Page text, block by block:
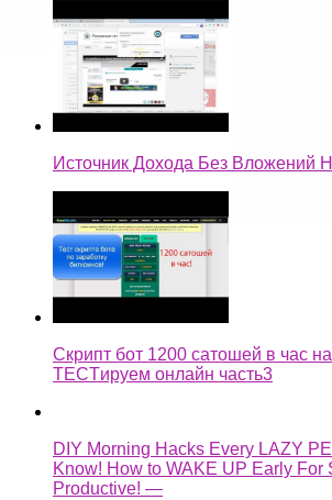
Источник Дохода Без Вложений
Скрипт бот 1200 сатошей в час
TECTируем онлайн часть3
DIY Morning Hacks Every LAZY
Know! How to WAKE UP Early For
Productive! —